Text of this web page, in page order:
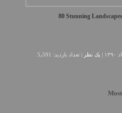
80 Stunning
يك نظر | تعداد بازدید: 5٫591